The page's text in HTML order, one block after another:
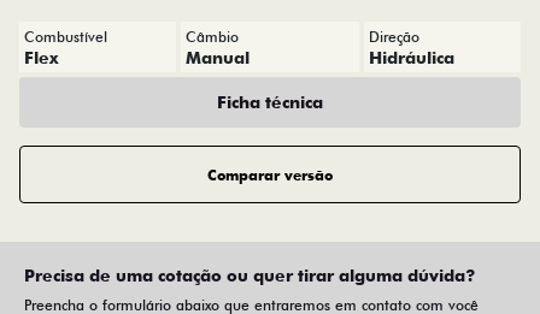
Combustível
Flex
Câmbio
Manual
Direção
Hidráulica
Ficha técnica
Comparar versão
Precisa de uma cotação ou quer tirar alguma dúvida?
Preencha o formulário abaixo que entraremos em contato com você